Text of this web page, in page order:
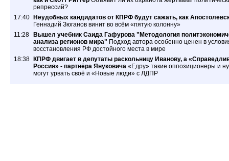
репрессий?
17:40
Неудобных кандидатов от КПРФ будут сажать, как
Геннадий Зюганов винит во всём «пятую колонну»
11:28
Вышел учебник Саида Гафурова "Методология
анализа регионов мира" Подход автора особенно ценен в
восстановления РФ достойного места в мире
18:38
КПРФ двигает в депутаты раскольницу Иванову, а
Россия» - партнёра Януковича «Едру» такие оппозиционеры и
могут урвать своё и «Новые люди» с ЛДПР